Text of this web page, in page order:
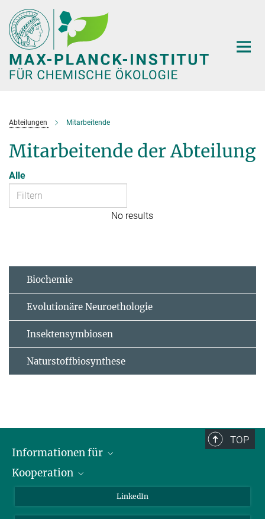
Hauptinhalt
Abteilungen Mitarbeitende
Mitarbeitende der Abteilung
Alle
No results
Biochemie
Evolutionäre Neuroethologie
Insektensymbiosen
Naturstoffbiosynthese
TOP
Informationen für
Journalisten
Kooperation
LinkedIn